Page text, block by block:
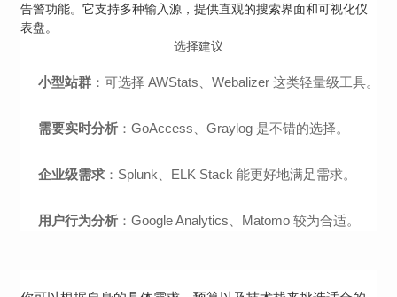
告警功能。它支持多种输入源，提供直观的搜索界面和可视化仪
表盘。
选择建议
小型站群 ：可选择 AWStats、Webalizer 这类轻量级工具。
需要实时分析 ：GoAccess、Graylog 是不错的选择。
企业级需求 ：Splunk、ELK Stack 能更好地满足需求。
用户行为分析 ：Google Analytics、Matomo 较为合适。